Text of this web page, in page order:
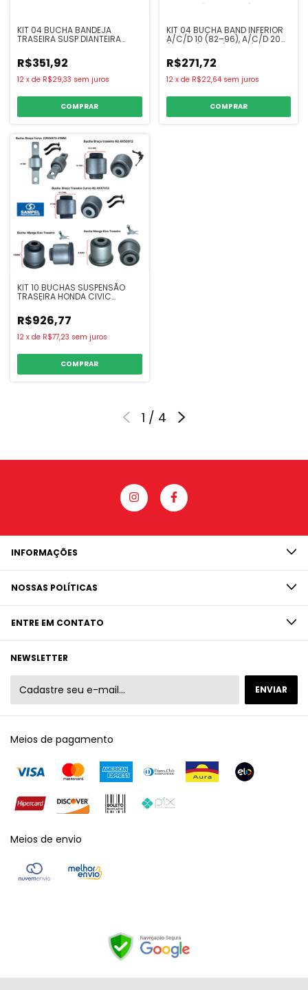
KIT 04 BUCHA BANDEJA
TRASEIRA SUSP DIANTEIRA
R$351,92
12 x de R$29,33 sem juros
COMPRAR
KIT 04 BUCHA BAND INFERIOR
A/C/D 10 (82–96), A/C/D 20
(82–84), GRAND BLAZER (97–
00) SILVERADO (97-01) SAMPEL
R$271,72
12 x de R$22,64 sem juros
COMPRAR
KIT 10 BUCHAS SUSPENSÃO
TRASEIRA HONDA CIVIC
R$926,77
12 x de R$77,23 sem juros
COMPRAR
1 / 4
INFORMAÇÕES
NOSSAS POLÍTICAS
ENTRE EM CONTATO
NEWSLETTER
Meios de pagamento
Meios de envio